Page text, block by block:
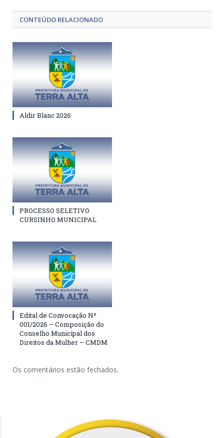
CONTEÚDO RELACIONADO
Aldir Blanc 2026
PROCESSO SELETIVO
CURSINHO MUNICIPAL
Edital de Convocação Nº
001/2026 – Composição do
Conselho Municipal dos
Direitos da Mulher – CMDM
Os comentários estão fechados.